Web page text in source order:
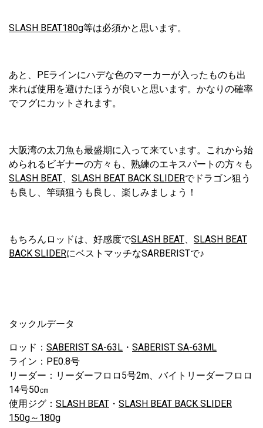
SLASH BEAT180g等は必須かと思います。
あと、PEラインにハデな色のマーカーが入ったものも出
来れば使用を避けたほうが良いと思います。かなりの確率
でフグにカットされます。
大阪湾の太刀魚も最盛期に入って来ています。これから始
められるビギナーの方々も、熟練のエキスパートの方々も
SLASH BEAT
SLASH BEAT BACK SLIDERでドラゴン狙う
も良し、竿頭狙うも良し、楽しみましょう！
もちろんロッドは、好感度でSLASH BEAT
SLASH BEAT
BACK SLIDERにベストマッチなSARBERISTで♪
タックルデータ
ロッド： SABERIST SA-63L ・ SABERIST SA-63ML
ライン：PE0.8号
リーダー：リーダーフロロ5号2m、バイトリーダーフロロ
14号50㎝
使用ジグ： SLASH BEAT ・ SLASH BEAT BACK SLIDER
150g～180g